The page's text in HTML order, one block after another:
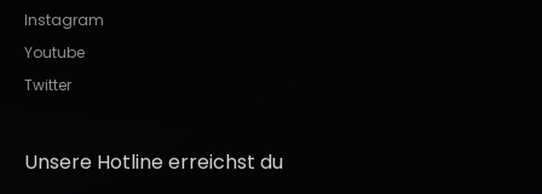
Instagram
Youtube
Twitter
Unsere Hotline erreichst du